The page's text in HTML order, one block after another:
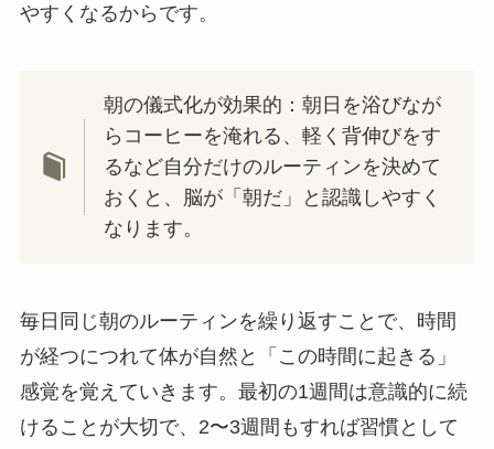
やすくなるからです。
朝の儀式化が効果的：朝日を浴びなが
らコーヒーを淹れる、軽く背伸びをす
るなど自分だけのルーティンを決めて
おくと、脳が「朝だ」と認識しやすく
なります。
毎日同じ朝のルーティンを繰り返すことで、時間
が経つにつれて体が自然と「この時間に起きる」
感覚を覚えていきます。最初の1週間は意識的に続
けることが大切で、2〜3週間もすれば習慣として